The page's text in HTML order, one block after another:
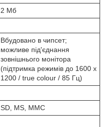
2 Мб
Вбудовано в чипсет;
можливе під'єднання
зовнішнього монітора
(підтримка режимів до 1600 x
1200 / true colour / 85 Гц)
SD, MS, MMC